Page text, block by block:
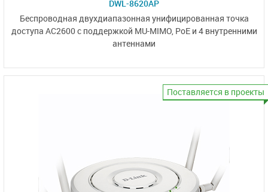
DWL-8620AP
Беспроводная двухдиапазонная унифицированная точка
доступа AC2600 с поддержкой MU-MIMO, PoE и 4 внутренними
антеннами
Поставляется в проекты